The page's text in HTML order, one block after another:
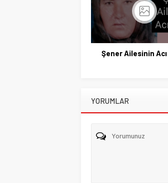
Şener Ailesinin
YORUMLAR